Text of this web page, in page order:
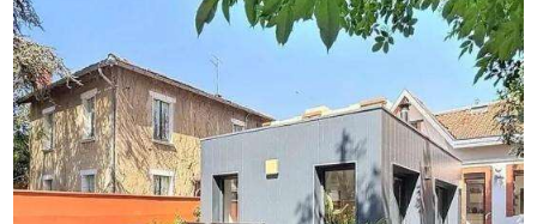
et recherché au coeur de ce quartier des Minimes.
Prestation de qualité avec pompe à chaleur, climatisation,
poêle à bois, volets électriques.
Une place de parking fermée ainsi qu'un espace
permettant de stocker vélos, poussettes ou motos.
Ne manquez pas l'opportunité de visiter ce bien
d'exception aux Minimes à Toulouse ! Contactez-moi dès